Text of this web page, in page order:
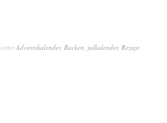
Adventskalender, Backen julkalender, Rezept